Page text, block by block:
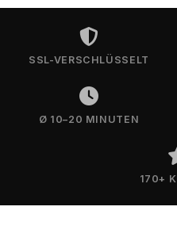
SSL-VERSCHLÜSSELT
Ø 10–20 MINUTEN
170+